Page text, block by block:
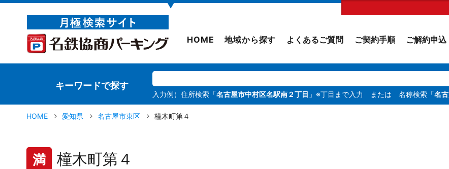
▼
HOME 地域から探す よくあるご質問 ご契約手順 ご解約申込
キーワードで探す
入力例）住所検索「名古屋市中村区名駅南２丁目 」※丁目まで入力 または 名称検索「名
HOME 愛知県 名古屋市東区 橦木町第４
満 橦木町第４